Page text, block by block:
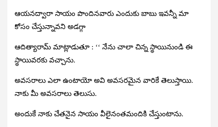
ఆయనద్వారా సాయం పొందినవారు ఎందుకు బాబు ఇవన్నీ మా
కోసం చేస్తున్నావని అడగ్గా
ఆదిత్యారామ్‌ మాట్లాడుతూ : ‘‘ నేను చాలా చిన్న స్థాయినుండి ఈ
స్థాయివరకు వచ్చాను.
అవసరాలు ఎలా ఉంటాయో అవి అవసరమైన వారికే తెలుస్తాయి.
నాకు మీ అవసరాలు తెలుసు.
అందుకే నాకు చేతనైన సాయం వీలైనంతమందికి చేస్తుంటాను.